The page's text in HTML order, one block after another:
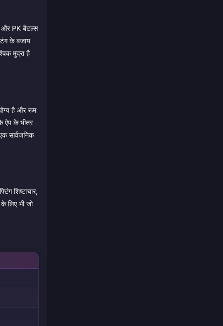
और PK बैटल्स
के बजाय
मुद्रा है
है और रूम
ऐप के भीतर
सार्वजनिक
शिष्टाचार,
लिए भी जो